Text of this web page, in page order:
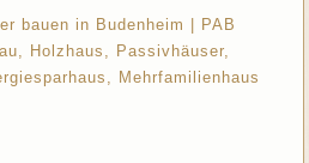
bauen in Budenheim | PAB
Holzhaus, Passivhäuser,
Mehrfamilienhaus